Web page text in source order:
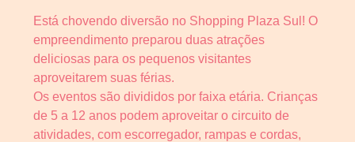
Está chovendo diversão no Shopping Plaza Sul! O
empreendimento preparou duas atrações
deliciosas para os pequenos visitantes
aproveitarem suas férias.
Os eventos são divididos por faixa etária. Crianças
de 5 a 12 anos podem aproveitar o circuito de
atividades, com escorregador, rampas e cordas,